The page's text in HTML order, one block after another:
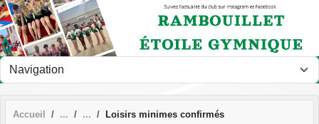
Accueil Loisirs minimes confirmés
Panneau de gestion des cookies